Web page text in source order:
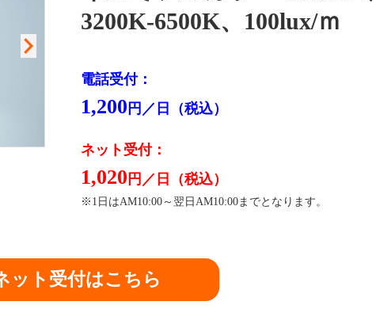
3200K-6500K、100lux/ｍ
電話受付：
1,200 円／日（税込）
ネット受付：
1,020 円／日（税込）
※1日はAM10:00～翌日AM10:00までとなります。
ット受付はこちら